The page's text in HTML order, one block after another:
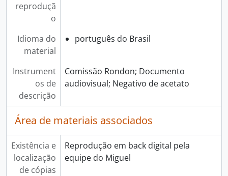
reproduçã
o
Idioma do
material
português do Brasil
Instrument
os de
descrição
Comissão Rondon; Documento
audiovisual; Negativo de acetato
Área de materiais associados
Existência e
localização
de cópias
Reprodução em back digital pela
equipe do Miguel